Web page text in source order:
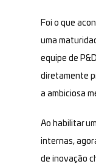
Foi o que
uma
equipe de
diretamente
a ambiciosa
Ao habilitar
internas,
de inovação